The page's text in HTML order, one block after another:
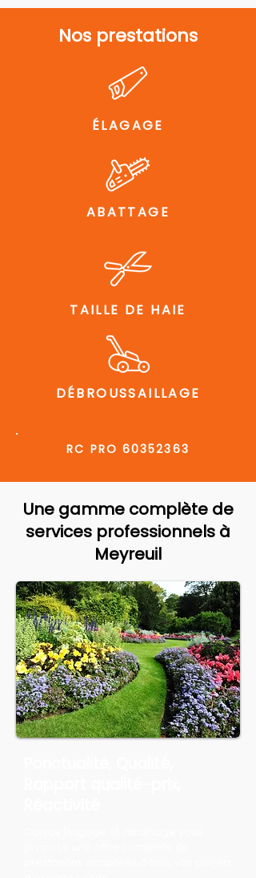
Nos prestations
ÉLAGAGE
ABATTAGE
TAILLE DE HAIE
DÉBROUSSAILLAGE
RC PRO 60352363
Une gamme complète de
services professionnels à
Meyreuil